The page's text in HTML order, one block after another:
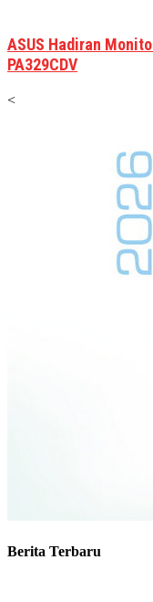
ASUS Hadiran
PA329CDV
<
Berita Terbaru